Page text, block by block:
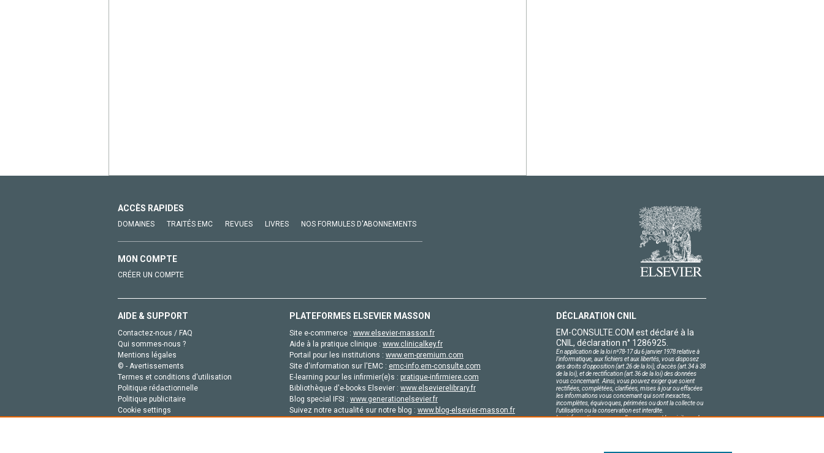
ACCÈS RAPIDES
DOMAINES TRAITÉS EMC REVUES LIVRES NOS FORMULES D'ABONNEMENTS
MON COMPTE
CRÉER UN COMPTE
AIDE & SUPPORT
Contactez-nous / FAQ
Qui sommes-nous ?
Mentions légales
© - Avertissements
Termes et conditions d'utilisation
Politique rédactionnelle
Politique publicitaire
Cookie settings
PLATEFORMES ELSEVIER MASSON
Site e-commerce : www.elsevier-masson.fr
Aide à la pratique clinique : www.clinicalkey.fr
Portail pour les institutions : www.em-premium.com
Site d'information sur l'EMC : emc-info.em-consulte.com
E-learning pour les infirmier(e)s : pratique-infirmiere.com
Bibliothèque d'e-books Elsevier : www.elsevierelibrary.fr
Blog special IFSI : www.generationelsevier.fr
Suivez notre actualité sur notre blog : www.blog-elsevier-masson.fr
DÉCLARATION CNIL
EM-CONSULTE.COM est déclaré à la
CNIL, déclaration n° 1286925.
En application de la loi nº78-17 du 6 janvier 1978 relative à
l'informatique, aux fichiers et aux libertés, vous disposez
des droits d'opposition (art.26 de la loi), d'accès (art.34 à 38
de la loi), et de rectification (art.36 de la loi) des données
vous concernant. Ainsi, vous pouvez exiger que soient
rectifiées, complétées, clarifiées, mises à jour ou effacées
les informations vous concernant qui sont inexactes,
incomplètes, équivoques, périmées ou dont la collecte ou
l'utilisation ou la conservation est interdite.
Les informations personnelles concernant les visiteurs de